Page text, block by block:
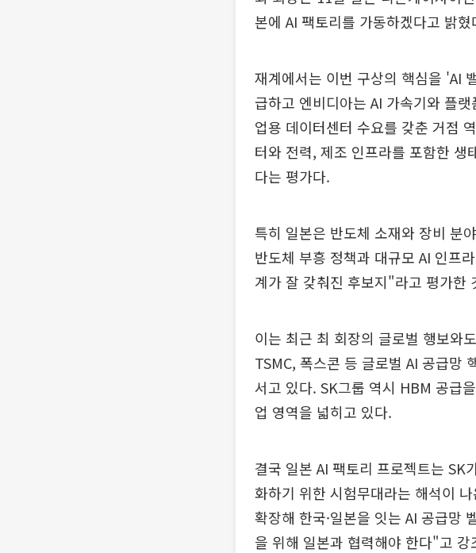
본에 AI 팩토리를 가동하겠다고 밝
재계에서는 이번 구상의 핵심을 'AI
급하고 엔비디아는 AI 가속기와 플
업용 데이터센터 수요를 갖춘 거점
터와 전력, 제조 인프라를 포함한 생
다는 평가다.
특히 일본은 반도체 소재와 장비 분
반도체 부흥 정책과 대규모 AI 인프
계가 잘 갖춰진 후보지"라고 평가한
이는 최근 최 회장의 글로벌 행보와
TSMC, 폭스콘 등 글로벌 AI 공급망
서고 있다. SK그룹 역시 HBM 공급
업 영역을 넓히고 있다.
결국 일본 AI 팩토리 프로젝트는 SK
화하기 위한 시험무대라는 해석이
확장해 한국·일본을 잇는 AI 공급망
을 위해 일본과 협력해야 한다"고